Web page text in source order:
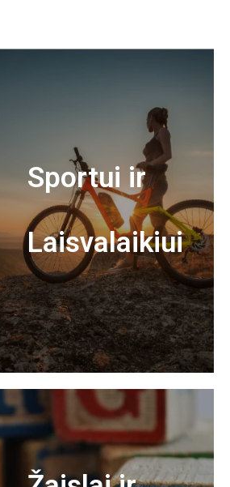
Sportui ir
Laisvalaikiui